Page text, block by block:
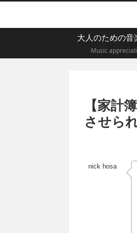
大人のための音
Music
【家計
させら
nick hosa